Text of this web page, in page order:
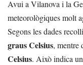
Avui a Vilanova i la
meteorològiques molt
Segons les dades
graus Celsius, mentre
Celsius. Això indica